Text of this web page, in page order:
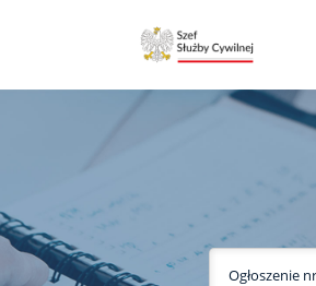
Ogłoszenie nr